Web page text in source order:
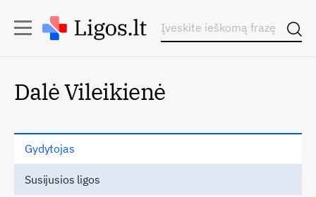
Dalė Vileikienė
Gydytojas
Susijusios ligos